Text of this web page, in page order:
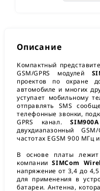
Описание
Компактный
GSM/GPRS модулей
проектов по охране
автомобиле и многих
уступает мобильному
отправлять SMS
телефонные звонки,
GPRS канал.
двухдиапазонный
частотах EGSM 900 МГц
В основе платы лежит
компанииSIMCom
напряжение от 3,4 до
для применения в
батареи. Антенна,